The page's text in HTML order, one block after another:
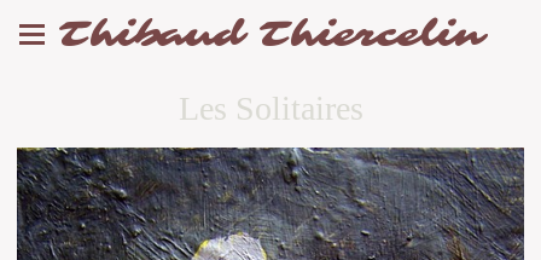
Thibaud Thiercelin
Les Solitaires